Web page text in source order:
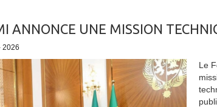
ANNONCE UNE MISSION
2026
Le